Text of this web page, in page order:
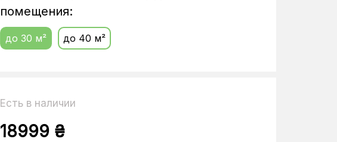
помещения:
до 30 м² до 40 м²
Есть в наличии
18999 ₴